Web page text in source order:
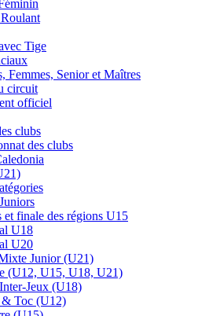
Tige
Femmes, Senior et Maîtres
circuit
officiel
clubs
des clubs
et finale des régions U15
U18
U20
Junior (U21)
(U12, U15, U18, U21)
Jeux (U18)
& Toc (U12)